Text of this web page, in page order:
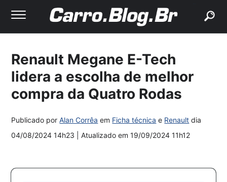
Renault Megane E-Tech
lidera a escolha de melhor
compra da Quatro Rodas
Publicado porAlan Corrêa em Ficha técnica e Renault dia
04/08/2024 14h23
| Atualizado em19/09/2024 11h12